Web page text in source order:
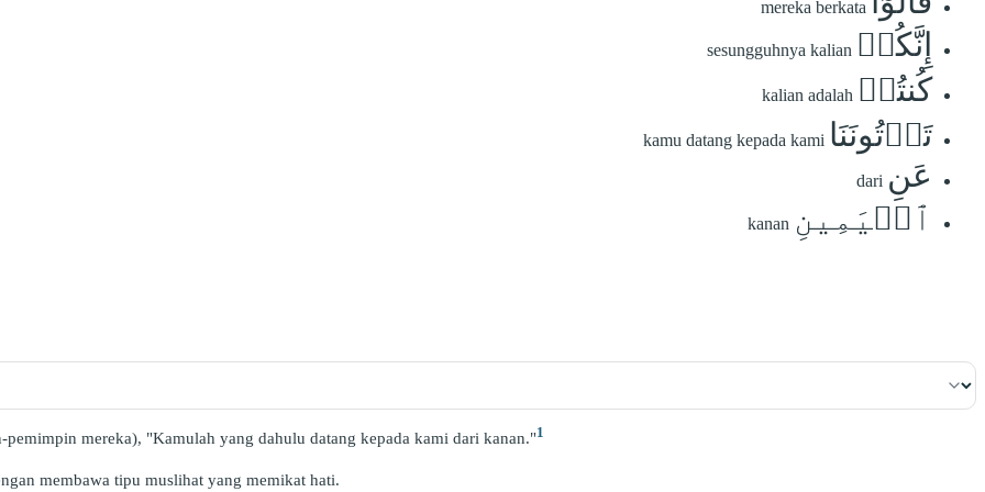
mereka berkata
إِنَّكُمۡ sesungguhnya kalian
كُنتُمۡ kalian adalah
تَأۡتُونَنَا kamu datang kepada kami
عَنِ dari
ٱلۡيَمِينِ kanan
mereka), "Kamulah yang dahulu datang kepada kami dari kanan."1
membawa tipu muslihat yang memikat hati.